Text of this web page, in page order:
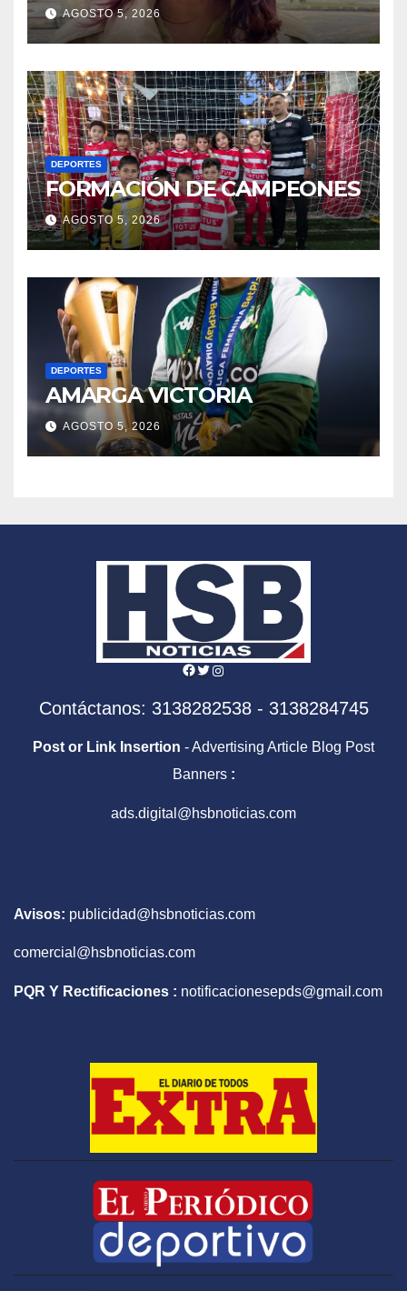
AGOSTO 5, 2026
DEPORTES
FORMACIÓN DE CAMPEONES
AGOSTO 5, 2026
DEPORTES
AMARGA VICTORIA
AGOSTO 5, 2026
Facebook
Twitter
Instagram
Contáctanos: 3138282538 - 3138284745
Post or Link Insertion - Advertising Article Blog Post
Banners :
ads.digital@hsbnoticias.com
Avisos: publicidad@hsbnoticias.com
comercial@hsbnoticias.com
PQR Y Rectificaciones : notificacionesepds@gmail.com